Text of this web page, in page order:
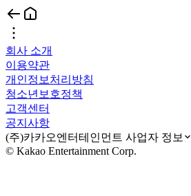
회사 소개
이용약관
개인정보처리방침
청소년보호정책
고객센터
공지사항
(주)카카오엔터테인먼트 사업자 정보
© Kakao Entertainment Corp.